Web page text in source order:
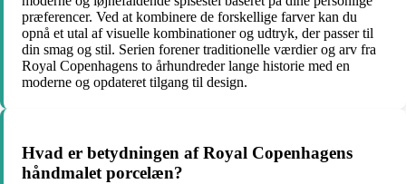
præferencer. Ved at kombinere de forskellige farver kan du
opnå et utal af visuelle kombinationer og udtryk, der passer til
din smag og stil. Serien forener traditionelle værdier og arv fra
Royal Copenhagens to århundreder lange historie med en
moderne og opdateret tilgang til design.
Hvad er betydningen af ​​Royal Copenhagens
håndmalet porcelæn?